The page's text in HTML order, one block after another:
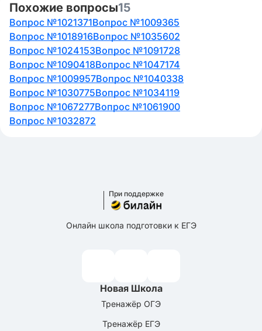
Похожие вопросы15
Вопрос №1021371Вопрос №1009365
Вопрос №1018916Вопрос №1035602
Вопрос №1024153Вопрос №1091728
Вопрос №1090418Вопрос №1047174
Вопрос №1009957Вопрос №1040338
Вопрос №1030775Вопрос №1034119
Вопрос №1067277Вопрос №1061900
Вопрос №1032872
При поддержке
Онлайн школа подготовки к ЕГЭ
Новая Школа
Тренажёр ОГЭ
Тренажёр ЕГЭ